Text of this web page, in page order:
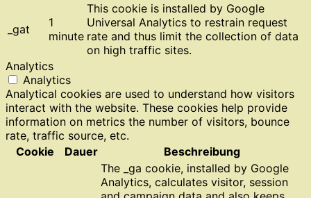
_gat
1
minute
This cookie is installed by Google
Universal Analytics to restrain request
rate and thus limit the collection of data
on high traffic sites.
Analytics
Analytics
Analytical cookies are used to understand how visitors
interact with the website. These cookies help provide
information on metrics the number of visitors, bounce
rate, traffic source, etc.
Cookie
Dauer Beschreibung
The _ga cookie, installed by Google
Analytics, calculates visitor, session